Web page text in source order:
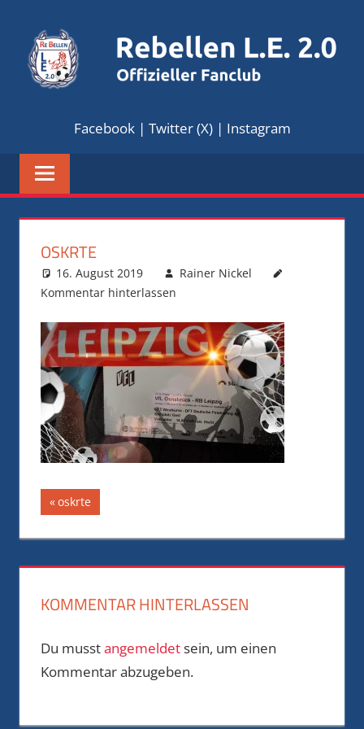
Inhalt
springen
REBELLEN
2.0
Facebook| Twitter (X) | Instagram
OSKRTE
16. August 2019
Rainer Nickel
Kommentar hinterlassen
Beitragsnavigation
Vorheriger
Beitrag:
oskrte
KOMMENTAR HINTERLASSEN
Du musstangemeldetsein, um einen
Kommentar abzugeben.